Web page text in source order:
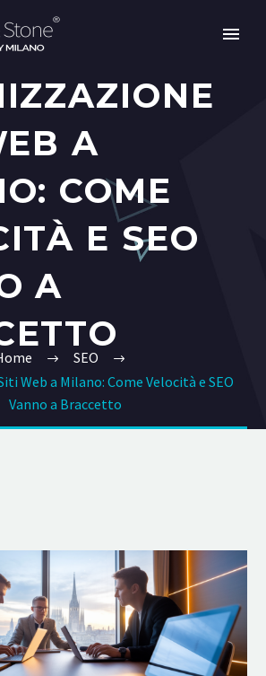
A
COME
E SEO
A
SEO
Web a Milano: Come Velocità e SEO
Vanno a Braccetto